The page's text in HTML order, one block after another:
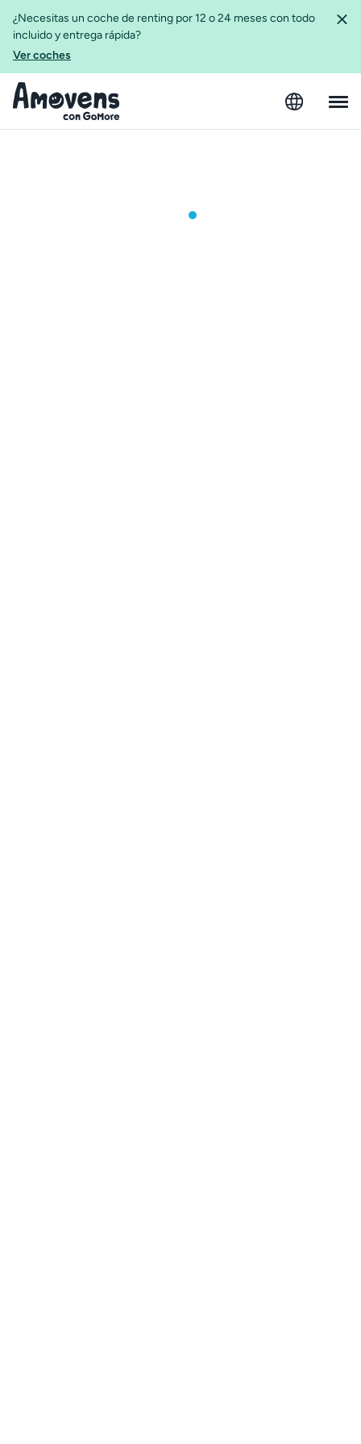
¿Necesitas un coche de renting por 12 o 24 meses con todo
incluido y entrega rápida?
Ver coches